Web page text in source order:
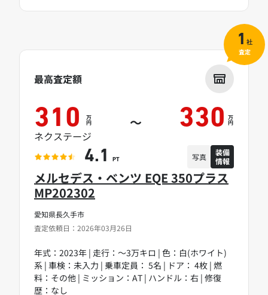
愛知県長久手市
査定依頼日：2026年03月26日
メルセデス・ベンツ EQE 350プラス
MP202302
年式：2023年 | 走行：～3万キロ | 色：白(ホワイト)
系 | 車検：未入力 | 乗車定員： 5名 | ドア： 4枚 | 燃
料：その他 | ミッション：AT | ハンドル：右 | 修復
歴：なし
最高査定額
310 万
円 ～ 330 万
円
ネクステージ
4.1 PT 写真
装備
情報
1 社
査定